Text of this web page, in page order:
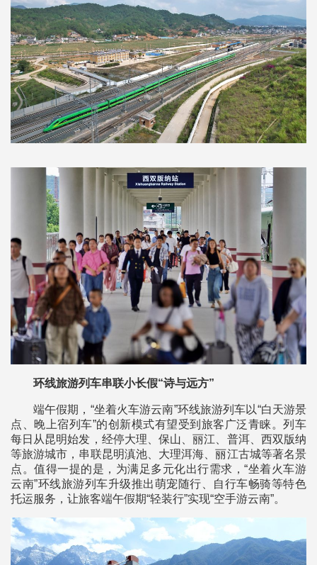
环线旅游列车串联小长假“诗与远方”
端午假期，“坐着火车游云南”环线旅游列车以“白天游景
点、晚上宿列车”的创新模式有望受到旅客广泛青睐。列车
每日从昆明始发，经停大理、保山、丽江、普洱、西双版纳
等旅游城市，串联昆明滇池、大理洱海、丽江古城等著名景
点。值得一提的是，为满足多元化出行需求，“坐着火车游
云南”环线旅游列车升级推出萌宠随行、自行车畅骑等特色
托运服务，让旅客端午假期“轻装行”实现“空手游云南”。